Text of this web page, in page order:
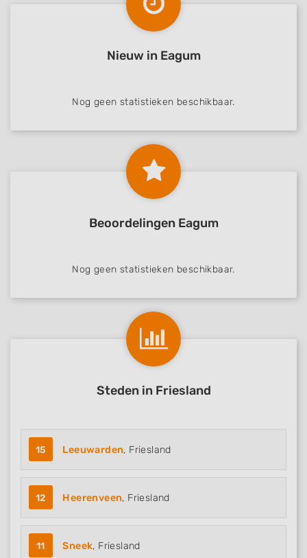
Nieuw in Eagum
Nog geen statistieken beschikbaar.
Beoordelingen Eagum
Nog geen statistieken beschikbaar.
Steden in Friesland
15 Leeuwarden, Friesland
12 Heerenveen, Friesland
11 Sneek, Friesland